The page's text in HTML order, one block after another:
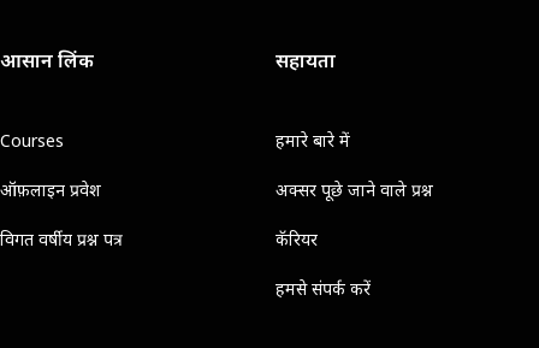
आसान लिंक
Courses
ऑफ़लाइन प्रवेश
विगत वर्षीय प्रश्न पत्र
सहायता
हमारे बारे में
अक्सर पूछे जाने वाले प्रश्न
कॅरियर
हमसे संपर्क करें